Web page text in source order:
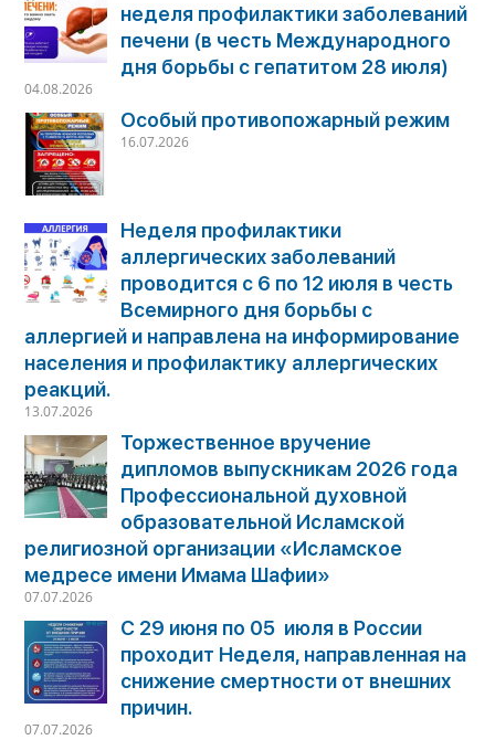
неделя профилактики заболеваний
печени (в честь Международного
дня борьбы с гепатитом 28 июля)
04.08.2026
Особый противопожарный режим
16.07.2026
Неделя профилактики
аллергических заболеваний
проводится с 6 по 12 июля в честь
Всемирного дня борьбы с
аллергией и направлена на информирование
населения и профилактику аллергических
реакций.
13.07.2026
Торжественное вручение
дипломов выпускникам 2026 года
Профессиональной духовной
образовательной Исламской
религиозной организации «Исламское
медресе имени Имама Шафии»
07.07.2026
С 29 июня по 05 июля в России
проходит Неделя, направленная на
снижение смертности от внешних
причин.
07.07.2026